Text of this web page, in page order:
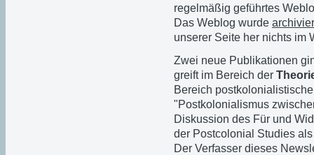
regelmäßig geführtes
Das Weblog wurde
unserer Seite her nichts im
Zwei neue Publikationen
greift im Bereich der
Bereich
"Postkolonialismus
Diskussion des Für und
der Postcolonial Studies
Der Verfasser dieses